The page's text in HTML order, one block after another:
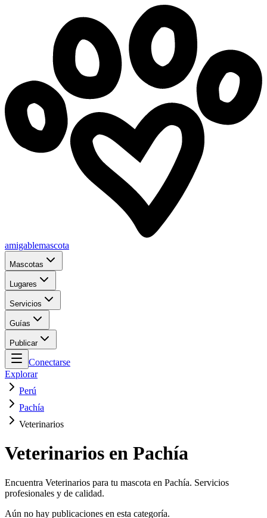
amigablemascota
Mascotas
Lugares
Servicios
Guías
Publicar
Conectarse
Explorar
Perú
Pachía
Veterinarios
Veterinarios en Pachía
Encuentra Veterinarios para tu mascota en Pachía. Servicios
profesionales y de calidad.
Aún no hay publicaciones en esta categoría.